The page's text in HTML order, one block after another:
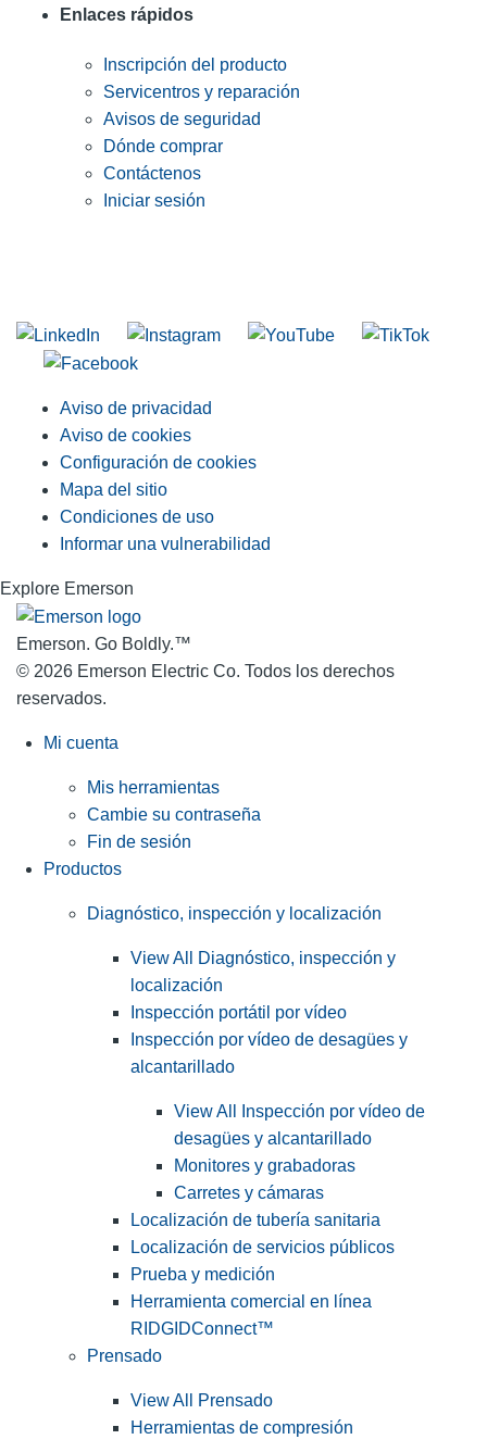
Enlaces rápidos
Inscripción del producto
Servicentros y reparación
Avisos de seguridad
Dónde comprar
Contáctenos
Iniciar sesión
Aviso de privacidad
Aviso de cookies
Configuración de cookies
Mapa del sitio
Condiciones de uso
Informar una vulnerabilidad
Explore Emerson
Emerson. Go Boldly.™
© 2026 Emerson Electric Co. Todos los derechos
reservados.
Mi cuenta
Mis herramientas
Cambie su contraseña
Fin de sesión
Productos
Diagnóstico, inspección y localización
View All Diagnóstico, inspección y
localización
Inspección portátil por vídeo
Inspección por vídeo de desagües y
alcantarillado
View All Inspección por vídeo de
desagües y alcantarillado
Monitores y grabadoras
Carretes y cámaras
Localización de tubería sanitaria
Localización de servicios públicos
Prueba y medición
Herramienta comercial en línea
RIDGIDConnect™
Prensado
View All Prensado
Herramientas de compresión